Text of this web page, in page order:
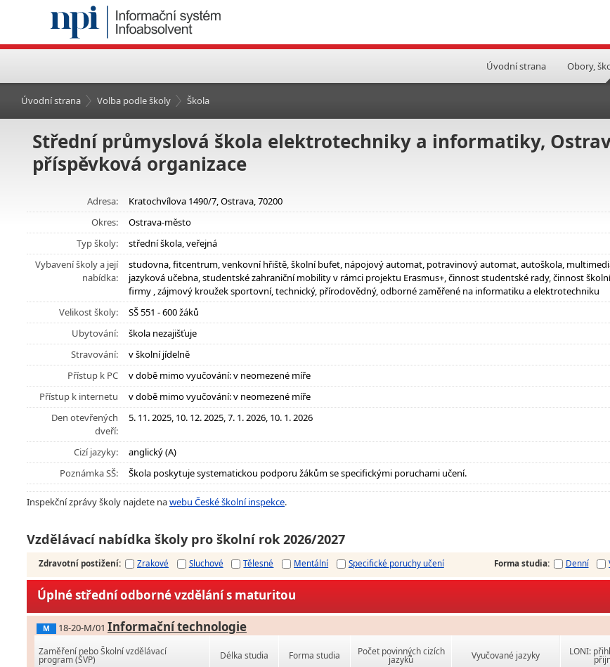
Úvodní strana Obory,
Úvodní strana Volba podle školy Škola
Střední průmyslová škola elektrotechniky a informatiky,
příspěvková organizace
Adresa:
Kratochvílova 1490/7, Ostrava, 70200
Okres:
Ostrava-město
Typ školy:
střední škola, veřejná
Vybavení školy a její
nabídka:
studovna, fitcentrum, venkovní hřiště, školní bufet, nápojový automat, potravinový automat, autoškola,
jazyková učebna, studentské zahraniční mobility v rámci projektu Erasmus+, činnost studentské rady, činnost školní
firmy , zájmový kroužek sportovní, technický, přírodovědný, odborné zaměřené na informatiku a elektrotechniku
Velikost školy:
SŠ 551 - 600 žáků
Ubytování:
škola nezajišťuje
Stravování:
v školní jídelně
Přístup k PC
v době mimo vyučování: v neomezené míře
Přístup k internetu
v době mimo vyučování: v neomezené míře
Den otevřených
dveří:
5. 11. 2025, 10. 12. 2025, 7. 1. 2026, 10. 1. 2026
Cizí jazyky:
anglický (A)
Poznámka SŠ:
Škola poskytuje systematickou podporu žákům se specifickými poruchami učení.
Inspekční zprávy školy najdete nawebu České školní inspekce.
Vzdělávací nabídka školy pro školní rok 2026/2027
Zdravotní postižení: Zrakové Sluchové Tělesné Mentální Specifické poruchy učení Forma studia: Denní
Úplné střední odborné vzdělání s maturitou
M 18-20-M/01 Informační technologie
Zaměření nebo Školní vzdělávací
program (ŠVP) Délka studia Forma studia Počet povinných cizích
jazyků Vyučované jazyky LONI: